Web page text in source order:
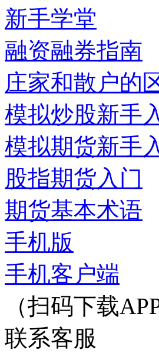
新手学堂
融资融券指南
庄家和散户的
模拟炒股新手
模拟期货新手
股指期货入门
期货基本术语
手机版
手机客户端
（扫码下载APP
联系客服